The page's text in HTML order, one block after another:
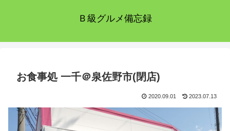
Ｂ級グルメ備忘録
お食事処 一千＠泉佐野市(閉店)
2020.09.01 2023.07.13